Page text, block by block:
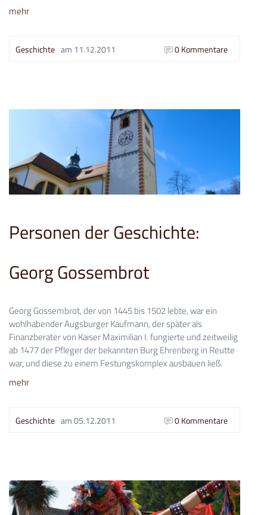
mehr
Geschichte am 11.12.2011 0 Kommentare
Personen der Geschichte:
Georg Gossembrot
Georg Gossembrot, der von 1445 bis 1502 lebte, war ein
wohlhabender Augsburger Kaufmann, der später als
Finanzberater von Kaiser Maximilian I. fungierte und zeitweilig
ab 1477 der Pfleger der bekannten Burg Ehrenberg in Reutte
war, und diese zu einem Festungskomplex ausbauen ließ.
mehr
Geschichte am05.12.2011 0 Kommentare